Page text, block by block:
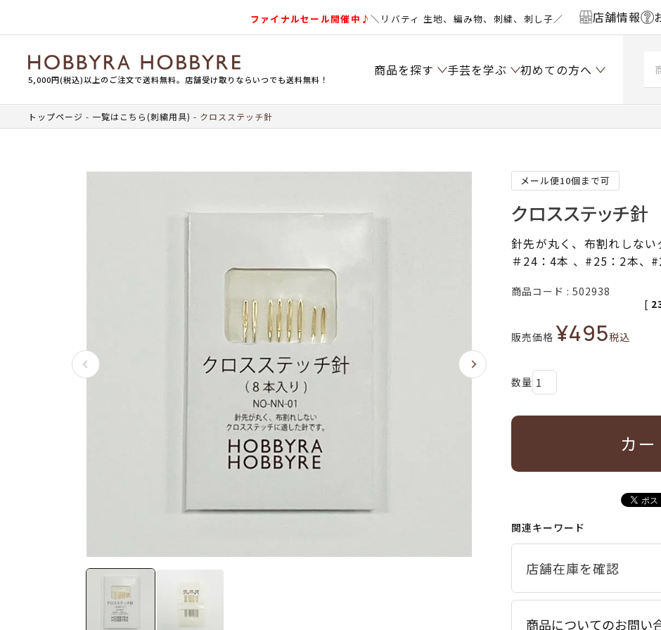
ファイナルセール開催中♪＼リバティ 生地、編み物、刺繍、刺し子／ 店舗情報
5,000円(税込)以上のご注文で送料無料。店舗受け取りならいつでも送料無料！
商品を探す 手芸を学ぶ 初めての方へ
トップページ 一覧はこちら(刺繍用具) クロスステッチ針
メール便10個まで可
クロスステッチ針
針先が丸く、布割れしない
＃24：4本 、#25：2本、
商品コード 502938
販売価格 ¥495税込
[
カ
関連キーワード
商品についてのお問い